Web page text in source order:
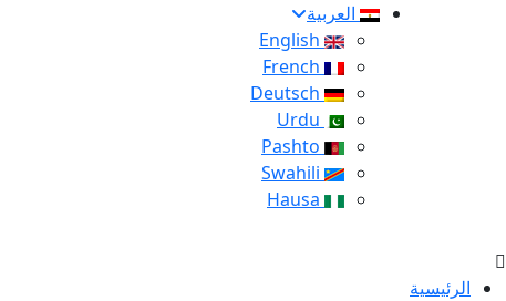
العربية
الرئيسية